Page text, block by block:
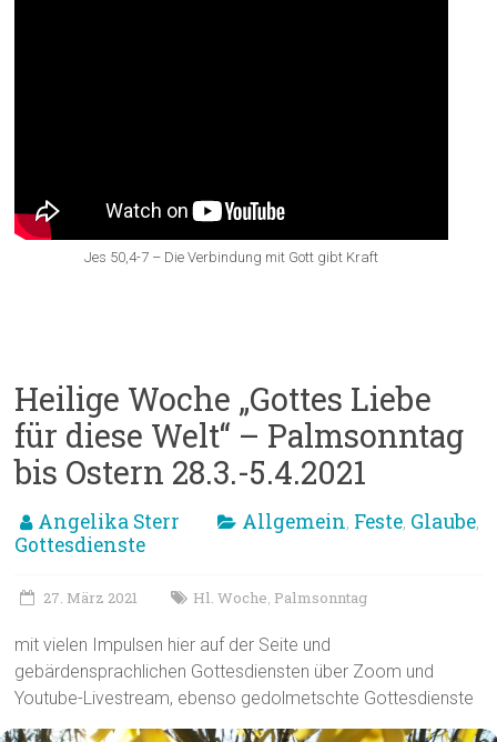
Jes 50,4-7 – Die Verbindung mit Gott gibt Kraft
Heilige Woche „Gottes Liebe
für diese Welt“ – Palmsonntag
bis Ostern 28.3.-5.4.2021
Angelika Sterr Allgemein, Feste, Glaube,
Gottesdienste
27. März 2021 Hl. Woche, Palmsonntag
mit vielen Impulsen hier auf der Seite und
gebärdensprachlichen Gottesdiensten über Zoom und
Youtube-Livestream, ebenso gedolmetschte Gottesdienste